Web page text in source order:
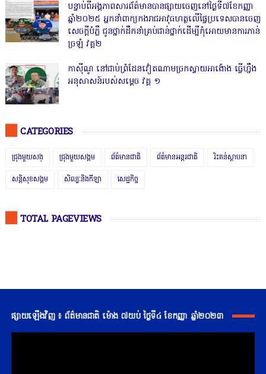
បន្ទាប់ពីអង្គភាពសារព័ត៌មានបានផ្សាយចេញនៅថ្ងៃទី៧ខែកញ្ញា
ឆ្នាំ២០២៥ អ្នកនាំពាក្យកងរាជអាវុធហត្ថលើផ្ទៃប្រទេសបានចេញ
សេចក្តីបំភ្លឺ ជូនថ្នាក់ដឹកនាំគ្រប់ជាន់ថ្នាក់ដើម្បីកុំអោយមានការភាន់
ច្រឡំ វគ្គ២
កាសុីណូ នៅជាប់ព្រំដែនវៀតណាមច្រកស្វាយអាង៉ោង ធ្វើហ្នឹង
អនុសាសន៍របស់សម្ដេច វគ្គ ១
CATEGORIES
ជ្រុងមួយសង្ ជ្រុងមួយសង្គម ព័ត៌មានជាតិ ព័ត៌មានអន្តរជាតិ រិះគន់ស្ថាបនា
សន្តិសុខសង្គម សិល្បៈនិងកីឡា សេដ្ឋកិច្ច
TOTAL PAGEVIEWS
ផ្សាយឡើងវិញ ៖ ព័ត៌មានជាតិ ម៉ោង ៧យប់ ថ្ងៃទី៤ ខែកញ្ញា ឆ្នាំ២០២៣